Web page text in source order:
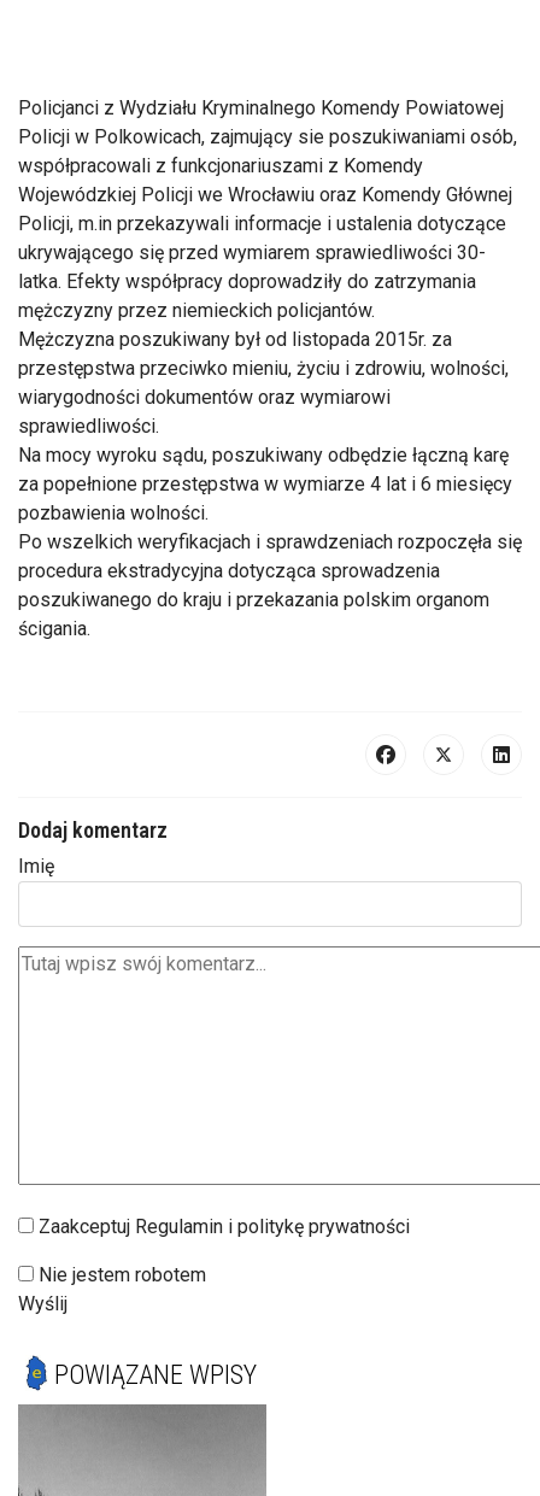
Policjanci z Wydziału Kryminalnego Komendy Powiatowej
Policji w Polkowicach, zajmujący sie poszukiwaniami osób,
współpracowali z funkcjonariuszami z Komendy
Wojewódzkiej Policji we Wrocławiu oraz Komendy Głównej
Policji, m.in przekazywali informacje i ustalenia dotyczące
ukrywającego się przed wymiarem sprawiedliwości 30-
latka. Efekty współpracy doprowadziły do zatrzymania
mężczyzny przez niemieckich policjantów.
Mężczyzna poszukiwany był od listopada 2015r. za
przestępstwa przeciwko mieniu, życiu i zdrowiu, wolności,
wiarygodności dokumentów oraz wymiarowi
sprawiedliwości.
Na mocy wyroku sądu, poszukiwany odbędzie łączną karę
za popełnione przestępstwa w wymiarze 4 lat i 6 miesięcy
pozbawienia wolności.
Po wszelkich weryfikacjach i sprawdzeniach rozpoczęła się
procedura ekstradycyjna dotycząca sprowadzenia
poszukiwanego do kraju i przekazania polskim organom
ścigania.
Dodaj komentarz
Imię
Zaakceptuj Regulamin i politykę prywatności
Nie jestem robotem
Wyślij
POWIĄZANE WPISY